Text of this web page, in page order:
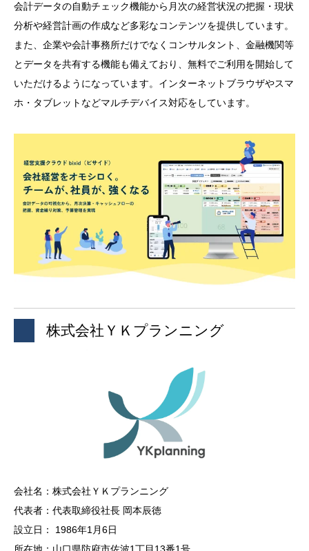
会計データの自動チェック機能から月次の経営状況の把握・現状
分析や経営計画の作成など多彩なコンテンツを提供しています。
また、企業や会計事務所だけでなくコンサルタント、金融機関等
とデータを共有する機能も備えており、無料でご利用を開始して
いただけるようになっています。インターネットブラウザやスマ
ホ・タブレットなどマルチデバイス対応をしています。
株式会社ＹＫプランニング
会社名：株式会社ＹＫプランニング
代表者：代表取締役社長 岡本辰徳
設立日： 1986年1月6日